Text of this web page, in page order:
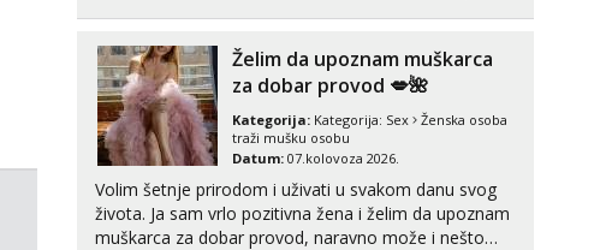
vidjeti na videopozivu. 😉 S vama sam vec 5 ...
Želim da upoznam muškarca
za dobar provod 💋🌺
Kategorija: Kategorija: Sex
Ženska osoba
traži mušku osobu
Datum: 07.kolovoza 2026.
Volim šetnje prirodom i uživati u svakom danu svog
života. Ja sam vrlo pozitivna žena i želim da upoznam
muškarca za dobar provod, naravno može i nešto